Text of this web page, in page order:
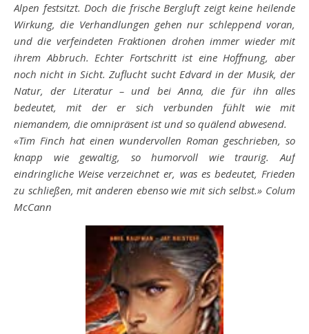
Alpen festsitzt. Doch die frische Bergluft zeigt keine heilende
Wirkung, die Verhandlungen gehen nur schleppend voran,
und die verfeindeten Fraktionen drohen immer wieder mit
ihrem Abbruch. Echter Fortschritt ist eine Hoffnung, aber
noch nicht in Sicht. Zuflucht sucht Edvard in der Musik, der
Natur, der Literatur – und bei Anna, die für ihn alles
bedeutet, mit der er sich verbunden fühlt wie mit
niemandem, die omnipräsent ist und so quälend abwesend.
«Tim Finch hat einen wundervollen Roman geschrieben, so
knapp wie gewaltig, so humorvoll wie traurig. Auf
eindringliche Weise verzeichnet er, was es bedeutet, Frieden
zu schließen, mit anderen ebenso wie mit sich selbst.» Colum
McCann